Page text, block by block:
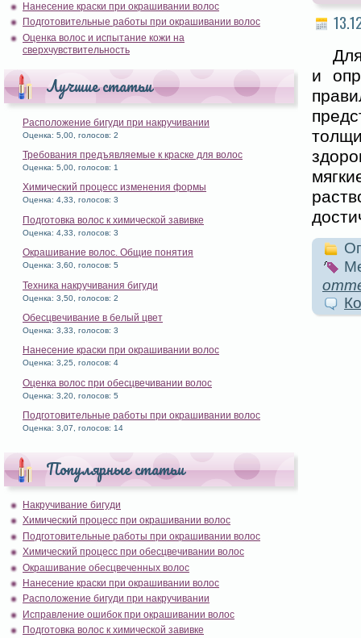
Нанесение краски при окрашивании волос
Подготовительные работы при окрашивании волос
Оценка волос и испытание кожи на
сверхчувствительность
Лучшие статьи
Расположение бигуди при накручивании
Оценка: 5,00, голосов: 2
Требования предъявляемые к краске для волос
Оценка: 5,00, голосов: 1
Химический процесс изменения формы
Оценка: 4,33, голосов: 3
Подготовка волос к химической завивке
Оценка: 4,33, голосов: 3
Окрашивание волос. Общие понятия
Оценка: 3,60, голосов: 5
Техника накручивания бигуди
Оценка: 3,50, голосов: 2
Обесцвечивание в белый цвет
Оценка: 3,33, голосов: 3
Нанесение краски при окрашивании волос
Оценка: 3,25, голосов: 4
Оценка волос при обесцвечивании волос
Оценка: 3,20, голосов: 5
Подготовительные работы при окрашивании волос
Оценка: 3,07, голосов: 14
Популярные статьи
Накручивание бигуди
Химический процесс при окрашивании волос
Подготовительные работы при окрашивании волос
Химический процесс при обесцвечивании волос
Окрашивание обесцвеченных волос
Нанесение краски при окрашивании волос
Расположение бигуди при накручивании
Исправление ошибок при окрашивании волос
Подготовка волос к химической завивке
и